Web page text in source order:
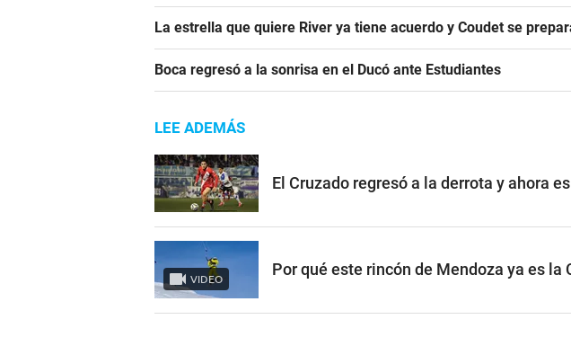
La estrella que quiere River ya tiene acuerdo y Coudet se
Boca regresó a la sonrisa en el Ducó ante Estudiantes
LEE ADEMÁS
El Cruzado regresó a la derrota y ahora
VIDEO Por qué este rincón de Mendoza ya es la